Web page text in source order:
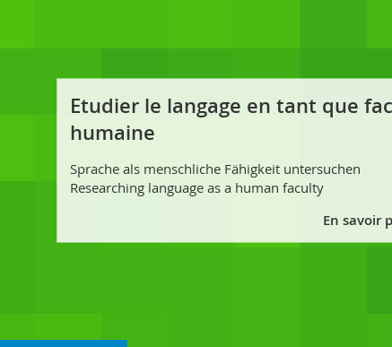
Etudier le langage en tant que
humaine
Sprache als menschliche Fähigkeit untersuchen
Researching language as a human faculty
En savoir